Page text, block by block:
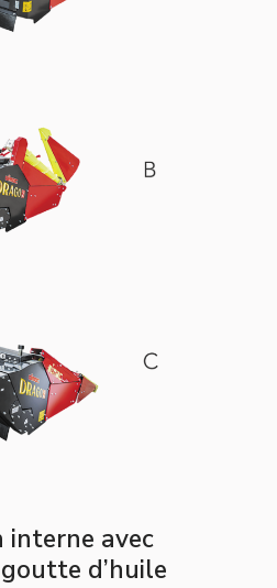
interne avec
d’huile